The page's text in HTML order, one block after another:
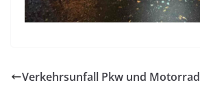
Verkehrsunfall Pkw und Motorrad